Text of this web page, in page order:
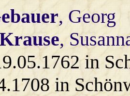
, Georg
,
in
in